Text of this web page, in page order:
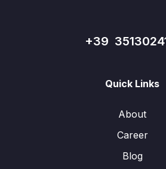
+39
Quick Links
About
Career
Blog